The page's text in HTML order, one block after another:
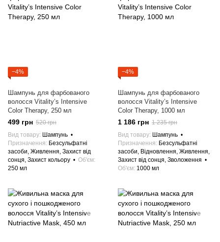
−4%
Шампунь для фарбованого
волосся Vitality’s Intensive
Color Therapy, 250 мл
499 грн 520 грн
Вид товару Шампунь
Призначення
Безсульфатні
засоби, Живлення, Захист від
сонця, Захист кольору
Об'єм
250 мл
−4%
Шампунь для фарбованого
волосся Vitality’s Intensive
Color Therapy, 1000 мл
1 186 грн 1 235 грн
Вид товару Шампунь
Призначення
Безсульфатні
засоби, Відновлення, Живлення,
Захист від сонця, Зволоження
Об'єм 1000 мл